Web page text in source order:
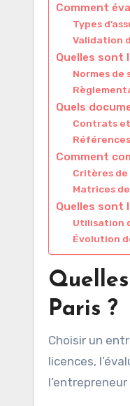
Comment
Types
Validation
Quelles sont
Normes de
Quels
Contrats
Comment
Critères
Matrices
Quelles sont
Utilisation
Évolution
Paris ?
Choisir un
licences,